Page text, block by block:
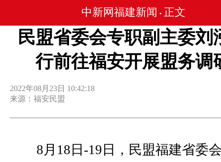
中新网福建新闻 • 正文
民盟省委会专职副主委刘
行前往福安开展盟务调
2022年08月23日 10:42:18
来源：福安民盟
8月18日-19日，民盟福建省委